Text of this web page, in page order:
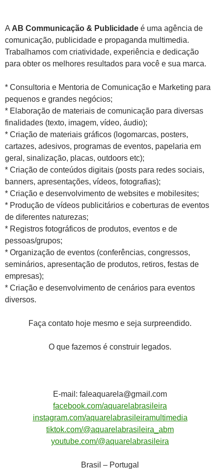
A AB Communicação & Publicidade é uma agência de
comunicação, publicidade e propaganda multimedia.
Trabalhamos com criatividade, experiência e dedicação
para obter os melhores resultados para você e sua marca.
* Consultoria e Mentoria de Comunicação e Marketing para
pequenos e grandes negócios;
* Elaboração de materiais de comunicação para diversas
finalidades (texto, imagem, vídeo, áudio);
* Criação de materiais gráficos (logomarcas, posters,
cartazes, adesivos, programas de eventos, papelaria em
geral, sinalização, placas, outdoors etc);
* Criação de conteúdos digitais (posts para redes sociais,
banners, apresentações, vídeos, fotografias);
* Criação e desenvolvimento de websites e mobilesites;
* Produção de vídeos publicitários e coberturas de eventos
de diferentes naturezas;
* Registros fotográficos de produtos, eventos e de
pessoas/grupos;
* Organização de eventos (conferências, congressos,
seminários, apresentação de produtos, retiros, festas de
empresas);
* Criação e desenvolvimento de cenários para eventos
diversos.
Faça contato hoje mesmo e seja surpreendido.
O que fazemos é construir legados.
E-mail: faleaquarela@gmail.com
facebook.com/aquarelabrasileira
instagram.com/aquarelabrasileiramultimedia
tiktok.com/@aquarelabrasileira_abm
youtube.com/@aquarelabrasileira
Brasil – Portugal